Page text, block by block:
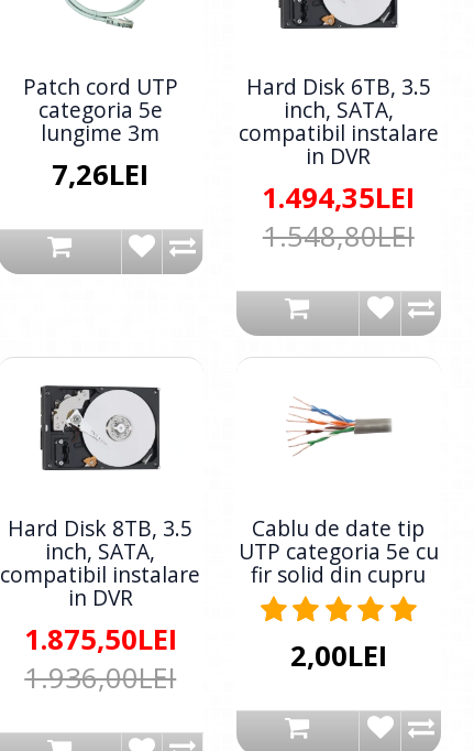
Patch cord UTP
categoria 5e
lungime 3m
7,26LEI
Hard Disk 6TB, 3.5
inch, SATA,
compatibil instalare
in DVR
1.494,35LEI
1.548,80LEI
Hard Disk 8TB, 3.5
inch, SATA,
compatibil instalare
in DVR
1.875,50LEI
1.936,00LEI
Cablu de date tip
UTP categoria 5e cu
fir solid din cupru
2,00LEI